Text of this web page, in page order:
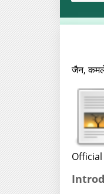
जैन,
Official